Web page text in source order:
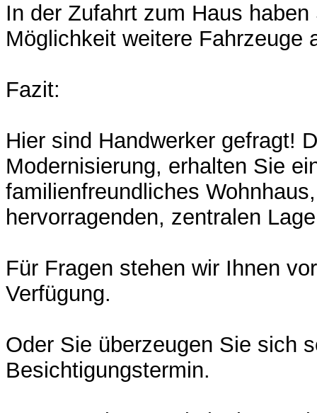
In der Zufahrt zum Haus
Möglichkeit weitere Fahrzeuge
Fazit:
Hier sind Handwerker gefragt!
Modernisierung, erhalten Sie
familienfreundliches
hervorragenden, zentralen
Für Fragen stehen wir Ihnen
Verfügung.
Oder Sie überzeugen Sie sich
Besichtigungstermin.